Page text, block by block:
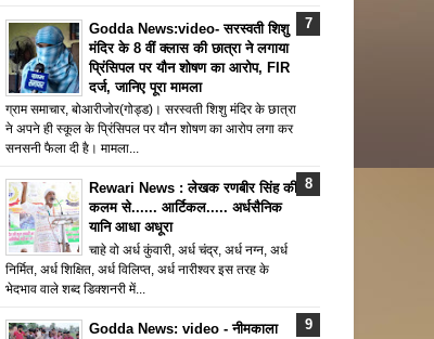
Godda News:video- सरस्वती शिशु
मंदिर के 8 वीं क्लास की छात्रा ने लगाया
प्रिंसिपल पर यौन शोषण का आरोप, FIR
दर्ज, जानिए पूरा मामला
ग्राम समाचार, बोआरीजोर(गोड्ड)। सरस्वती शिशु मंदिर के छात्रा
ने अपने ही स्कूल के प्रिंसिपल पर यौन शोषण का आरोप लगा कर
सनसनी फैला दी है। मामला...
Rewari News : लेखक रणबीर सिंह की
कलम से...... आर्टिकल..... अर्धसैनिक
यानि आधा अधूरा
चाहे वो अर्ध कुंवारी, अर्ध चंद्र, अर्ध नग्न, अर्ध
निर्मित, अर्ध शिक्षित, अर्ध विलिप्त, अर्ध नारीश्वर इस तरह के
भेदभाव वाले शब्द डिक्शनरी में...
Godda News: video - नीमकाला